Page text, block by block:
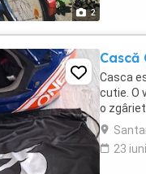
2
Cască
Casca
cutie. O
o
23